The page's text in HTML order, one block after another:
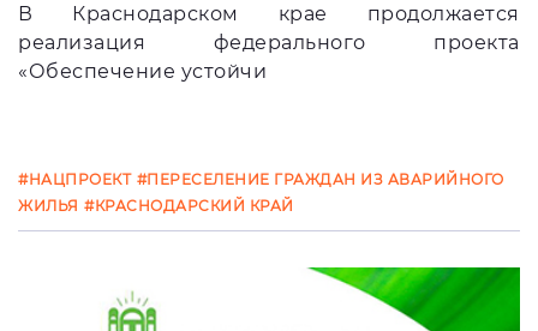
В Краснодарском крае продолжается
реализация федерального проекта
«Обеспечение устойчи
#НАЦПРОЕКТ #ПЕРЕСЕЛЕНИЕ ГРАЖДАН ИЗ АВАРИЙНОГО
ЖИЛЬЯ #КРАСНОДАРСКИЙ КРАЙ